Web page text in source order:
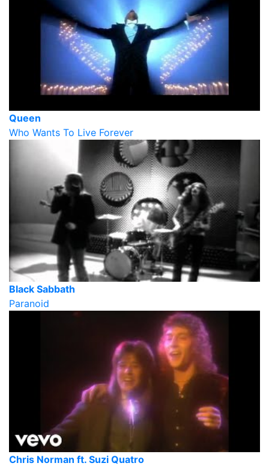
Queen
Who Wants To Live Forever
Black Sabbath
Paranoid
Chris Norman ft. Suzi Quatro